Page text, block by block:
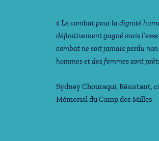
« Le combat pour la dignité
déﬁnitivement gagné mais
combat ne soit jamais perdu
hommes et des femmes sont
Sydney Chouraqui, Résistant,
Mémorial du Camp des Milles